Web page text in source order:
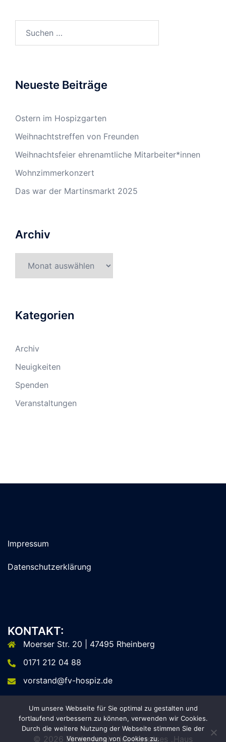
Neueste Beiträge
Ostern im Hospizgarten
Weihnachtstreffen von Freunden
Weihnachtsfeier ehrenamtliche Mitarbeiter*innen
Wohnzimmerkonzert
Das war der Martinsmarkt 2025
Archiv
Kategorien
Archiv
Neuigkeiten
Spenden
Veranstaltungen
Impressum
Datenschutzerklärung
KONTAKT:
Moerser Str. 20 | 47495 Rheinberg
0171 212 04 88
vorstand@fv-hospiz.de
© 2026 Förderverein des Hospizes „Haus
Um unsere Webseite für Sie optimal zu gestalten und
fortlaufend verbessern zu können, verwenden wir Cookies.
Durch die weitere Nutzung der Webseite stimmen Sie der
Verwendung von Cookies zu.